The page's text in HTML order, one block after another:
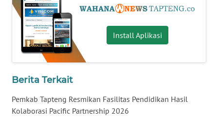
Install Aplikasi
Berita Terkait
Pemkab Tapteng Resmikan Fasilitas Pendidikan Hasil
Kolaborasi Pacific Partnership 2026
WN
KARAWANG
WN
BEKASI
WN
WN